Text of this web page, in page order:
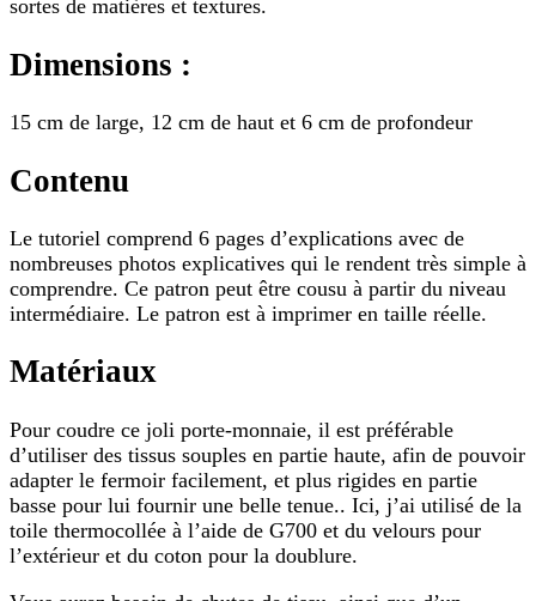
sortes de matières et textures.
Dimensions :
15 cm de large, 12 cm de haut et 6 cm de profondeur
Contenu
Le tutoriel comprend 6 pages d’explications avec de
nombreuses photos explicatives qui le rendent très simple à
comprendre. Ce patron peut être cousu à partir du niveau
intermédiaire. Le patron est à imprimer en taille réelle.
Matériaux
Pour coudre ce joli porte-monnaie, il est préférable
d’utiliser des tissus souples en partie haute, afin de pouvoir
adapter le fermoir facilement, et plus rigides en partie
basse pour lui fournir une belle tenue.. Ici, j’ai utilisé de la
toile thermocollée à l’aide de G700 et du velours pour
l’extérieur et du coton pour la doublure.